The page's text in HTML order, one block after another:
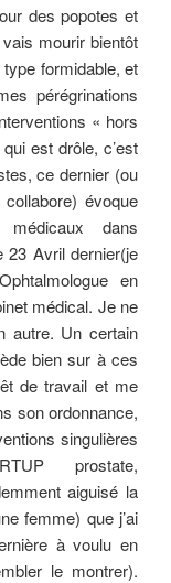
des popotes et
mourir bientôt
formidable, et
pérégrinations
« hors
est drôle, c’est
ce dernier (ou
évoque
dans
23 Avril dernier(je
en
médical. Je ne
autre. Un certain
bien sur à ces
de travail et me
son ordonnance,
singulières
prostate,
aiguisé la
femme) que j’ai
à voulu en
le montrer).